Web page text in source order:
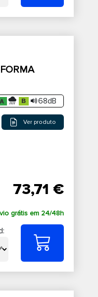
68dB
Ver produto
73,71 €
grátis em 24/48h